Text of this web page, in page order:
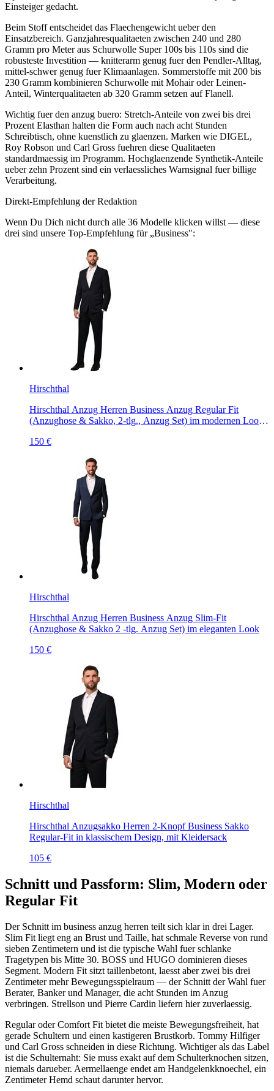
Einsteiger gedacht.
Beim Stoff entscheidet das Flaechengewicht ueber den
Einsatzbereich. Ganzjahresqualitaeten zwischen 240 und 280
Gramm pro Meter aus Schurwolle Super 100s bis 110s sind die
robusteste Investition — knitterarm genug fuer den Pendler-Alltag,
mittel-schwer genug fuer Klimaanlagen. Sommerstoffe mit 200 bis
230 Gramm kombinieren Schurwolle mit Mohair oder Leinen-
Anteil, Winterqualitaeten ab 320 Gramm setzen auf Flanell.
Wichtig fuer den anzug buero: Stretch-Anteile von zwei bis drei
Prozent Elasthan halten die Form auch nach acht Stunden
Schreibtisch, ohne kuenstlich zu glaenzen. Marken wie DIGEL,
Roy Robson und Carl Gross fuehren diese Qualitaeten
standardmaessig im Programm. Hochglaenzende Synthetik-Anteile
ueber zehn Prozent sind ein verlaessliches Warnsignal fuer billige
Verarbeitung.
Direkt-Empfehlung der Redaktion
Wenn Du Dich nicht durch alle 36 Modelle klicken willst — diese
drei sind unsere Top-Empfehlung für „Business":
Hirschthal
Hirschthal Anzug Herren Business Anzug Regular Fit
(Anzughose & Sakko, 2-tlg., Anzug Set) im modernen Look,
150 €
Hirschthal
Hirschthal Anzug Herren Business Anzug Slim-Fit
(Anzughose & Sakko 2 -tlg. Anzug Set) im eleganten Look
150 €
Hirschthal
Hirschthal Anzugsakko Herren 2-Knopf Business Sakko
Regular-Fit in klassischem Design, mit Kleidersack
105 €
Schnitt und Passform: Slim, Modern oder
Regular Fit
Der Schnitt im business anzug herren teilt sich klar in drei Lager.
Slim Fit liegt eng an Brust und Taille, hat schmale Reverse von rund
sieben Zentimetern und ist die typische Wahl fuer schlanke
Tragetypen bis Mitte 30. BOSS und HUGO dominieren dieses
Segment. Modern Fit sitzt taillenbetont, laesst aber zwei bis drei
Zentimeter mehr Bewegungsspielraum — der Schnitt der Wahl fuer
Berater, Banker und Manager, die acht Stunden im Anzug
verbringen. Strellson und Pierre Cardin liefern hier zuverlaessig.
Regular oder Comfort Fit bietet die meiste Bewegungsfreiheit, hat
gerade Schultern und einen kastigeren Brustkorb. Tommy Hilfiger
und Carl Gross schneiden in diese Richtung. Wichtiger als das Label
ist die Schulternaht: Sie muss exakt auf dem Schulterknochen sitzen,
niemals darueber. Aermellaenge endet am Handgelenkknoechel, ein
Zentimeter Hemd schaut darunter hervor.